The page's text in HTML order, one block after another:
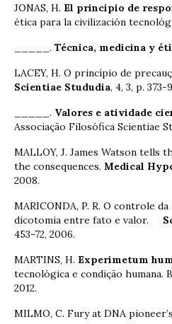
JONAS, H. El principio de
ética para la civilización
_____. Técnica, medicina y
LACEY, H. O princípio de
Scientiae Stududia, 4, 3, p. 373-
_____. Valores e atividade
Associação Filosófica Scientiae
MALLOY, J. James Watson tells
the consequences. Medical
2008.
MARICONDA, P. R. O controle
dicotomia entre fato e valor.
453-72, 2006.
MARTINS, H. Experimetum
tecnológica e condição humana.
2012.
MILMO, C. Fury at DNA